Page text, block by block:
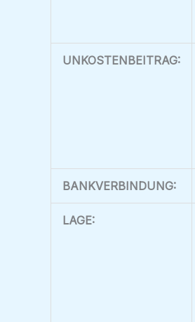
UNKOSTENBEITRAG:
BANKVERBINDUNG:
LAGE: